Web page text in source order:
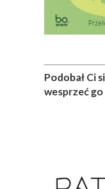
Podobał Ci
wesprzeć